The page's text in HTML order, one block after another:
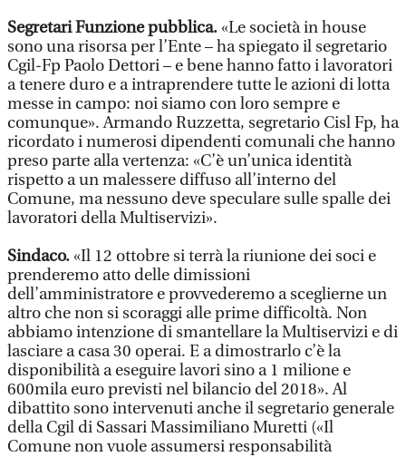
Segretari Funzione pubblica.«Le società in house
sono una risorsa per l’Ente – ha spiegato il segretario
Cgil-Fp Paolo Dettori – e bene hanno fatto i lavoratori
a tenere duro e a intraprendere tutte le azioni di lotta
messe in campo: noi siamo con loro sempre e
comunque». Armando Ruzzetta, segretario Cisl Fp, ha
ricordato i numerosi dipendenti comunali che hanno
preso parte alla vertenza: «C’è un’unica identità
rispetto a un malessere diffuso all’interno del
Comune, ma nessuno deve speculare sulle spalle dei
lavoratori della Multiservizi».
Sindaco.«Il 12 ottobre si terrà la riunione dei soci e
prenderemo atto delle dimissioni
dell’amministratore e provvederemo a sceglierne un
altro che non si scoraggi alle prime difficoltà. Non
abbiamo intenzione di smantellare la Multiservizi e di
lasciare a casa 30 operai. E a dimostrarlo c’è la
disponibilità a eseguire lavori sino a 1 milione e
600mila euro previsti nel bilancio del 2018». Al
dibattito sono intervenuti anche il segretario generale
della Cgil di Sassari Massimiliano Muretti («Il
Comune non vuole assumersi responsabilità